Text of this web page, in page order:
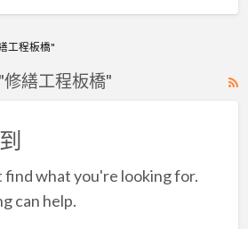
工程板橋"
繕工程板橋"
find what you're looking for.
can help.